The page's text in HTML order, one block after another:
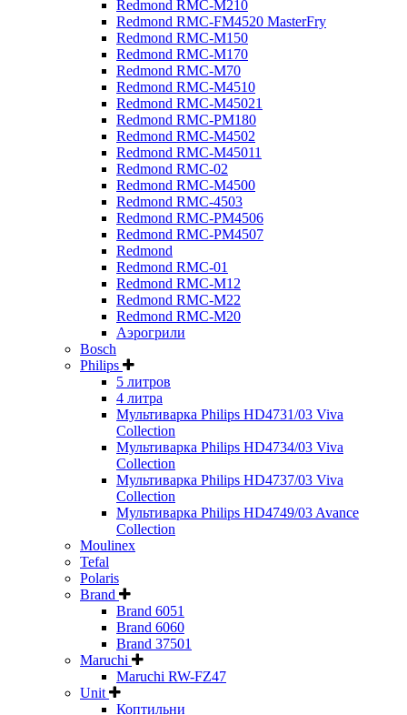
Redmond RMC-M210
Redmond RMC-FM4520 MasterFry
Redmond RMC-M150
Redmond RMC-M170
Redmond RMC-M70
Redmond RMC-M4510
Redmond RMC-M45021
Redmond RMC-PM180
Redmond RMC-M4502
Redmond RMC-M45011
Redmond RMC-02
Redmond RMC-M4500
Redmond RMC-4503
Redmond RMC-PM4506
Redmond RMC-PM4507
Redmond
Redmond RMC-01
Redmond RMC-M12
Redmond RMC-M22
Redmond RMC-M20
Аэрогрили
Bosch
Philips
5 литров
4 литра
Мультиварка Philips HD4731/03 Viva
Collection
Мультиварка Philips HD4734/03 Viva
Collection
Мультиварка Philips HD4737/03 Viva
Collection
Мультиварка Philips HD4749/03 Avance
Collection
Moulinex
Tefal
Polaris
Brand
Brand 6051
Brand 6060
Brand 37501
Maruchi
Maruchi RW-FZ47
Unit
Коптильни